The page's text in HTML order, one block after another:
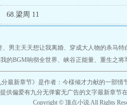
68.梁周 11
、 男主天天想让我离婚、 穿成大人物的杀马特
的BGM响彻全世界、 峡谷正能量、 重生之将
分最新章节》是作者：今様倾才力献的一部情
供偏爱有九分无弹窗无广告的文字最新章节
Copyright © 顶点小说All Rights